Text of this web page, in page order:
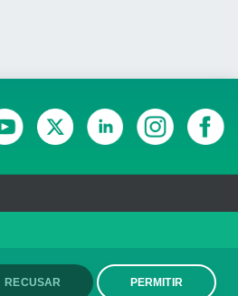
RECUSAR PERMITIR
ACEITO